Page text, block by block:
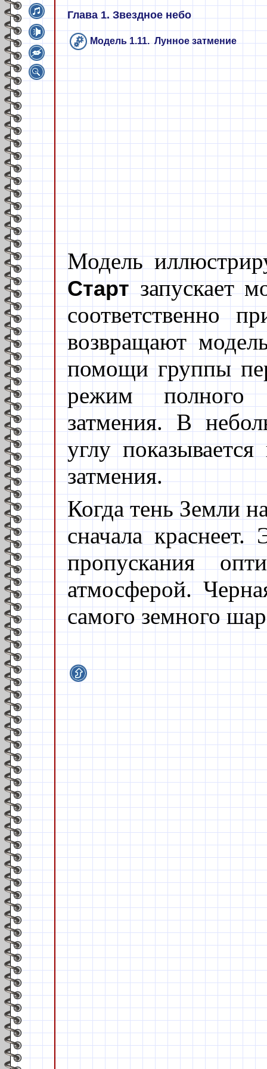
Глава 1. Звездное небо
Модель 1.11. Лунное затмение
Модель
Стартзапускает
соответственно
возвращают
помощи группы
режим полного
затмения. В
углу
затмения.
Когда тень Земли
сначала
пропускания
атмосферой.
самого земного